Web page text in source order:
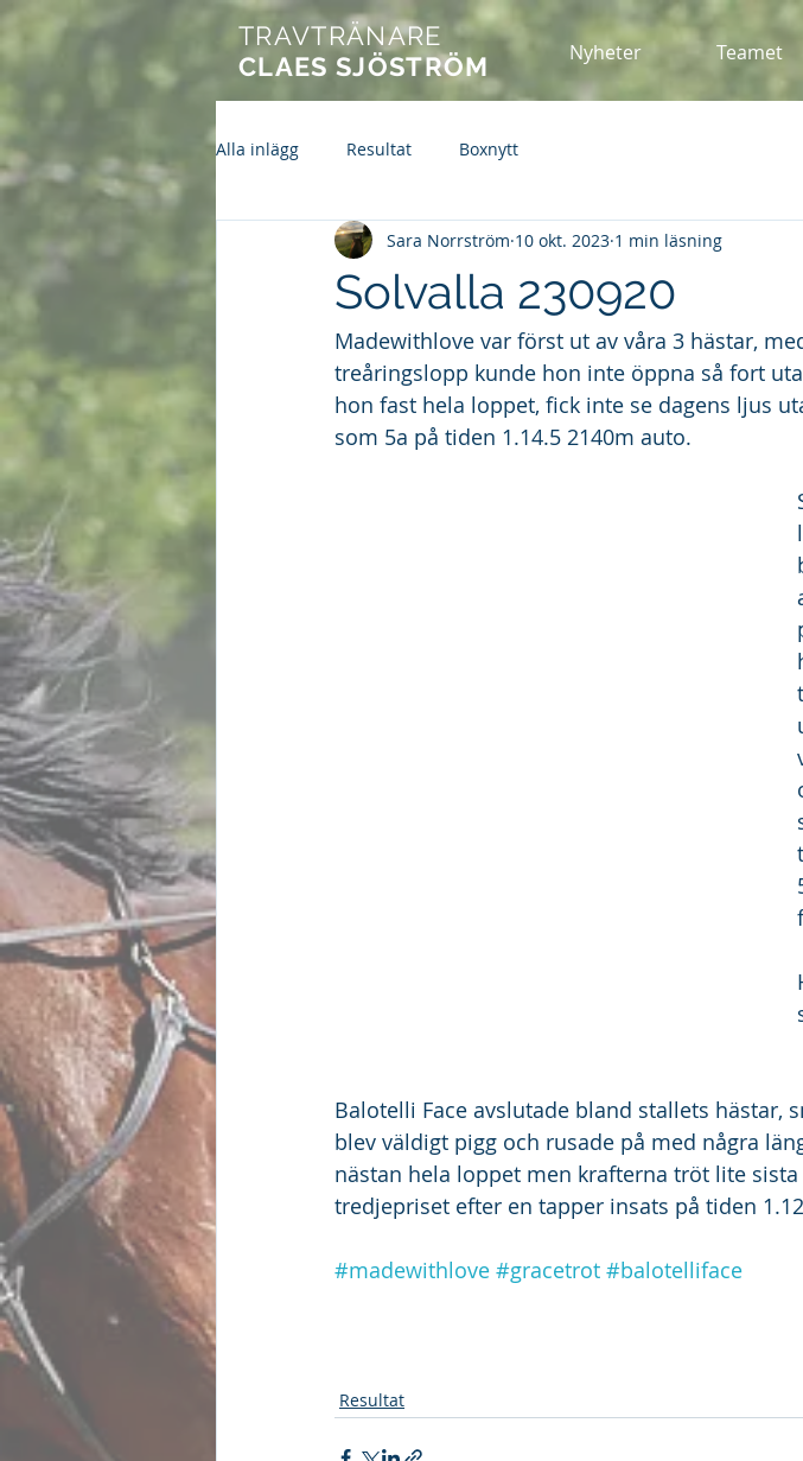
TRAVTRÄNARE
CLAES SJÖSTRÖM
Nyheter Teamet
Alla inlägg Resultat Boxnytt
Solvalla 230920
Sara Norrström 10 okt. 2023 1 min läsning
Madewithlove var först ut av våra 3 hästar,
treåringslopp kunde hon inte öppna så fort
hon fast hela loppet, fick inte se dagens ljus
som 5a på tiden 1.14.5 2140m auto.
Balotelli Face avslutade bland stallets hästar,
blev väldigt pigg och rusade på med några
nästan hela loppet men krafterna tröt lite
tredjepriset efter en tapper insats på tiden
#madewithlove #gracetrot #balotelliface
Resultat